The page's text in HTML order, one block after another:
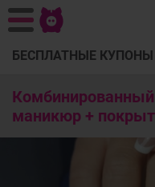
БЕСПЛАТНЫЕ КУПОНЫ
Комбинированный
маникюр +